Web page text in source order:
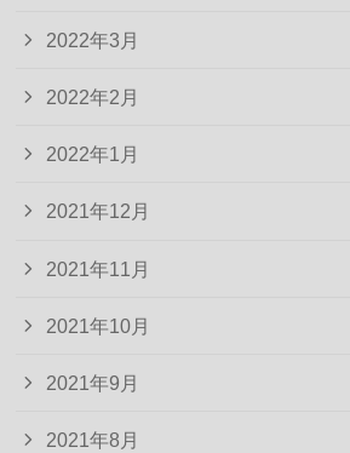
2022年3月
2022年2月
2022年1月
2021年12月
2021年11月
2021年10月
2021年9月
2021年8月